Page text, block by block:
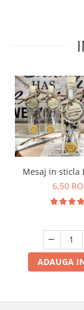
Mesaj in sticla
6,50
ADAUGA